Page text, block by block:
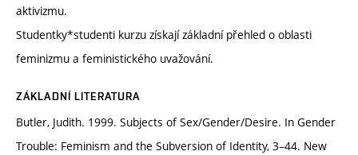
aktivizmu.
Studentky*studenti kurzu získají základní přehled o oblasti
feminizmu a feministického uvažování.
ZÁKLADNÍ LITERATURA
Butler, Judith. 1999. Subjects of Sex/Gender/Desire. In Gender
Trouble: Feminism and the Subversion of Identity, 3–44. New